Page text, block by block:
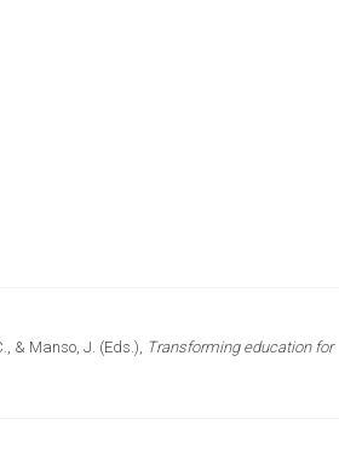
& Manso, J. (Eds.), Transforming education for